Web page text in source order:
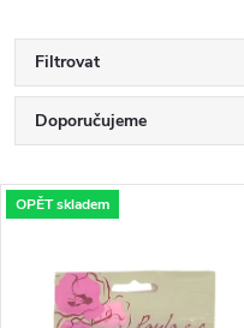
Filtrovat
Ř
a
Doporučujeme
Nejdražší
Nejprodávanější
Abecedně
V
OPĚT skladem